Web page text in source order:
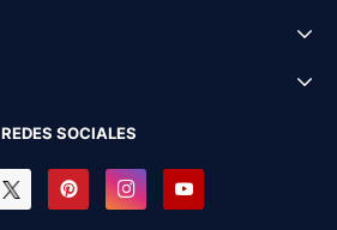
REDES SOCIALES